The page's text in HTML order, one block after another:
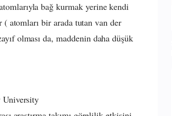
bağ kurmak yerine kendi
atomları bir arada tutan van der
olması da, maddenin daha düşük
University